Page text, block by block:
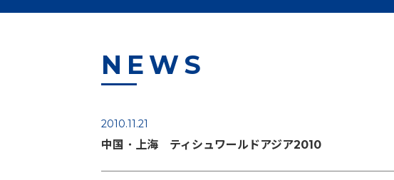
NEWS
2010.11.21
中国・上海 ティシュワールドアジア2010